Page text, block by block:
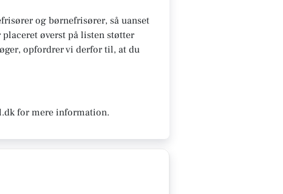
og børnefrisører, så uanset
øverst på listen støtter
opfordrer vi derfor til, at du
for mere information.